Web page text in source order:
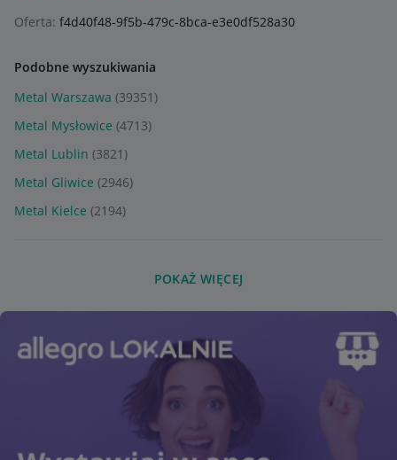
Oferta: f4d40f48-9f5b-479c-8bca-e3e0df528a30
Podobne wyszukiwania
Metal Warszawa (39351)
Metal Mysłowice (4713)
Metal Lublin (3821)
Metal Gliwice (2946)
Metal Kielce (2194)
POKAŻ WIĘCEJ